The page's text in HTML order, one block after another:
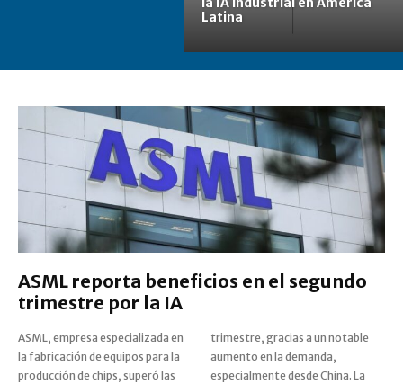
Latina
ASML reporta beneficios en el segundo
trimestre por la IA
ASML, empresa especializada en
la fabricación de equipos para la
producción de chips, superó las
trimestre, gracias a un notable
aumento en la demanda,
especialmente desde China. La